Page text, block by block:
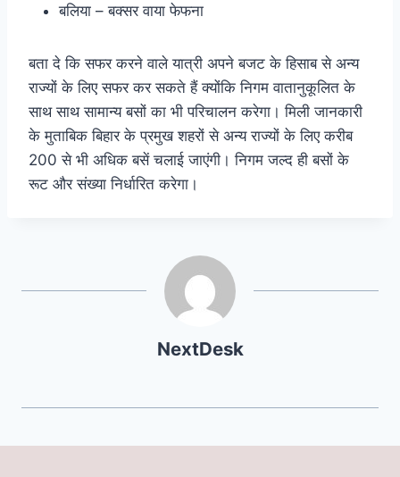
बलिया – बक्सर वाया फेफना
बता दे कि सफर करने वाले यात्री अपने बजट के हिसाब से अन्य
राज्यों के लिए सफर कर सकते हैं क्योंकि निगम वातानुकूलित के
साथ साथ सामान्य बसों का भी परिचालन करेगा। मिली जानकारी
के मुताबिक बिहार के प्रमुख शहरों से अन्य राज्यों के लिए करीब
200 से भी अधिक बसें चलाई जाएंगी। निगम जल्द ही बसों के
रूट और संख्या निर्धारित करेगा।
NextDesk